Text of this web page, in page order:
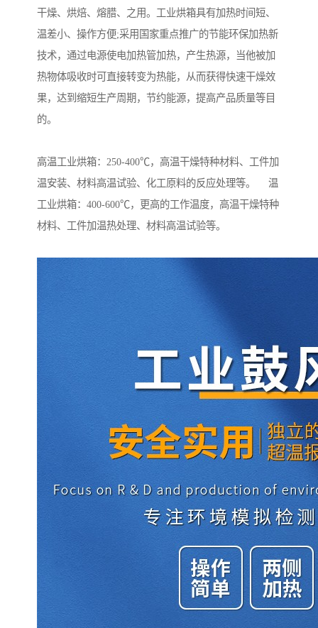
干燥、烘焙、熔腊、之用。工业烘箱具有加热时间短、
温差小、操作方便;采用国家重点推广的节能环保加热新
技术，通过电源使电加热管加热，产生热源，当他被加
热物体吸收时可直接转变为热能，从而获得快速干燥效
果，达到缩短生产周期，节约能源，提高产品质量等目
的。
高温工业烘箱：250-400℃，高温干燥特种材料、工件加
温安装、材料高温试验、化工原料的反应处理等。 温
工业烘箱：400-600℃，更高的工作温度，高温干燥特种
材料、工件加温热处理、材料高温试验等。